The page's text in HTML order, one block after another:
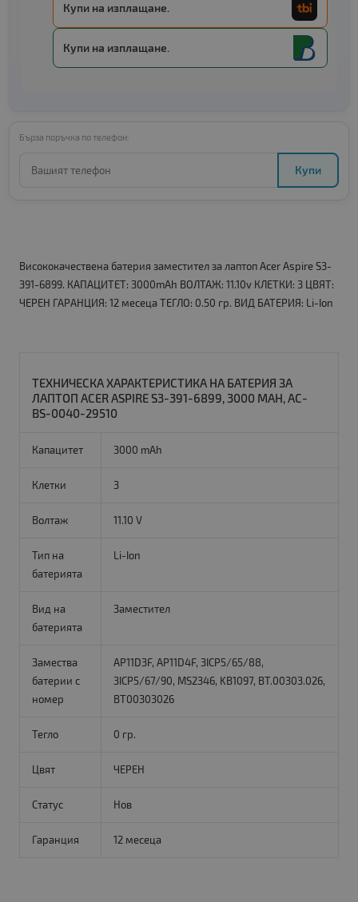
Купи на изплащане.
Купи на изплащане.
Бърза поръчка по телефон:
Купи
Висококачествена батерия заместител за лаптоп Acer Aspire S3-
391-6899. КАПАЦИТЕТ: 3000mAh ВОЛТАЖ: 11.10v КЛЕТКИ: 3 ЦВЯТ:
ЧЕРЕН ГАРАНЦИЯ: 12 месеца ТЕГЛО: 0.50 гр. ВИД БАТЕРИЯ: Li-Ion
ТЕХНИЧЕСКА ХАРАКТЕРИСТИКА НА БАТЕРИЯ ЗА
ЛАПТОП ACER ASPIRE S3-391-6899, 3000 MAH, AC-
BS-0040-29510
Капацитет 3000 mAh
Клетки 3
Волтаж 11.10 V
Тип на
батерията
Li-Ion
Вид на
батерията
Заместител
Замества
батерии с
номер
AP11D3F, AP11D4F, 3ICP5/65/88,
3ICP5/67/90, MS2346, KB1097, BT.00303.026,
BT00303026
Тегло 0 гр.
Цвят ЧЕРЕН
Статус Нов
Гаранция 12 месеца